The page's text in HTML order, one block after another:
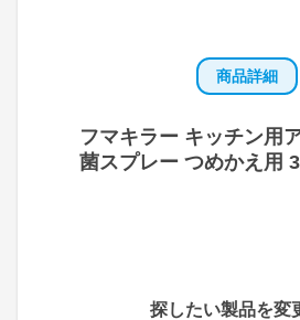
商品詳細
フマキラー キッチン用
菌スプレー つめかえ用
探したい製品を変